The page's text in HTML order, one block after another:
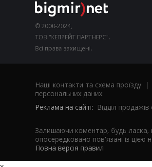
© 2000-2024,
ТОВ "КЕПРЕЙТ ПАРТНЕРС".
Всі права захищені.
Наші контакти та схема проїзду |
персональних даних
Реклама на сайті: Відділ
Залишаючи коментар, будь ласка,
опосередковано пов'язані із
Повна версія правил